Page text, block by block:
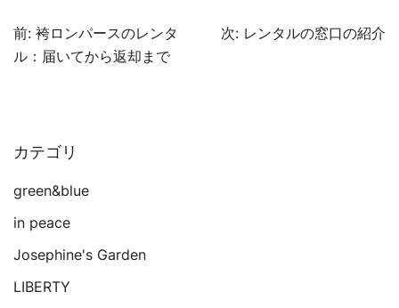
投
稿
ー
シ
ョ
ン
前: 袴ロンパースのレンタ
ル：届いてから返却まで
次: レンタルの窓口の紹介
カテゴリ
green&blue
in peace
Josephine's Garden
LIBERTY